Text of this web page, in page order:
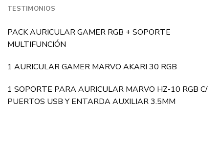
TESTIMONIOS
PACK AURICULAR GAMER RGB + SOPORTE
MULTIFUNCIÓN
1 AURICULAR GAMER MARVO AKARI 30 RGB
1 SOPORTE PARA AURICULAR MARVO HZ-10 RGB C/
PUERTOS USB Y ENTARDA AUXILIAR 3.5MM